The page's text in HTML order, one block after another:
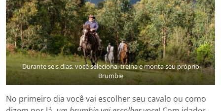
Durante seis dias, você seleciona, treina e monta seu próprio
Brumbie
No primeiro dia você vai escolher seu cavalo ou como